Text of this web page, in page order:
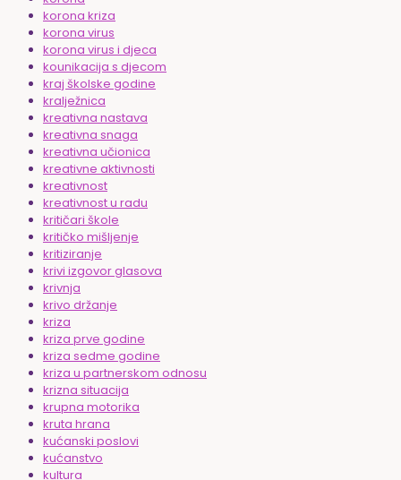
korona kriza
korona virus
korona virus i djeca
kounikacija s djecom
kraj školske godine
kralježnica
kreativna nastava
kreativna snaga
kreativna učionica
kreativne aktivnosti
kreativnost
kreativnost u radu
kritičari škole
kritičko mišljenje
kritiziranje
krivi izgovor glasova
krivnja
krivo držanje
kriza
kriza prve godine
kriza sedme godine
kriza u partnerskom odnosu
krizna situacija
krupna motorika
kruta hrana
kućanski poslovi
kućanstvo
kultura